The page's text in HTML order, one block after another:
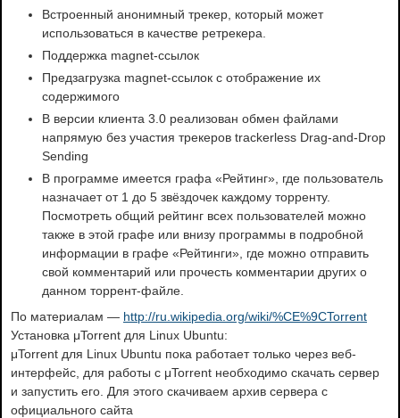
Встроенный анонимный трекер, который может
использоваться в качестве ретрекера.
Поддержка magnet-ссылок
Предзагрузка magnet-ссылок с отображение их
содержимого
В версии клиента 3.0 реализован обмен файлами
напрямую без участия трекеров trackerless Drag-and-Drop
Sending
В программе имеется графа «Рейтинг», где пользователь
назначает от 1 до 5 звёздочек каждому торренту.
Посмотреть общий рейтинг всех пользователей можно
также в этой графе или внизу программы в подробной
информации в графе «Рейтинги», где можно отправить
свой комментарий или прочесть комментарии других о
данном торрент-файле.
По материалам — http://ru.wikipedia.org/wiki/%CE%9CTorrent
Установка μTorrent для Linux Ubuntu:
μTorrent для Linux Ubuntu пока работает только через веб-
интерфейс, для работы с μTorrent необходимо скачать сервер
и запустить его. Для этого скачиваем архив сервера с
официального сайта